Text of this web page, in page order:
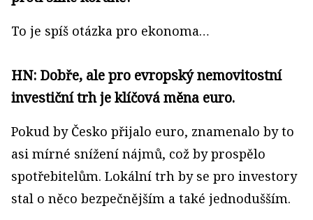
To je spíš otázka pro ekonoma…
HN: Dobře, ale pro evropský nemovitostní
investiční trh je klíčová měna euro.
Pokud by Česko přijalo euro, znamenalo by to
asi mírné snížení nájmů, což by prospělo
spotřebitelům. Lokální trh by se pro investory
stal o něco bezpečnějším a také jednodušším.